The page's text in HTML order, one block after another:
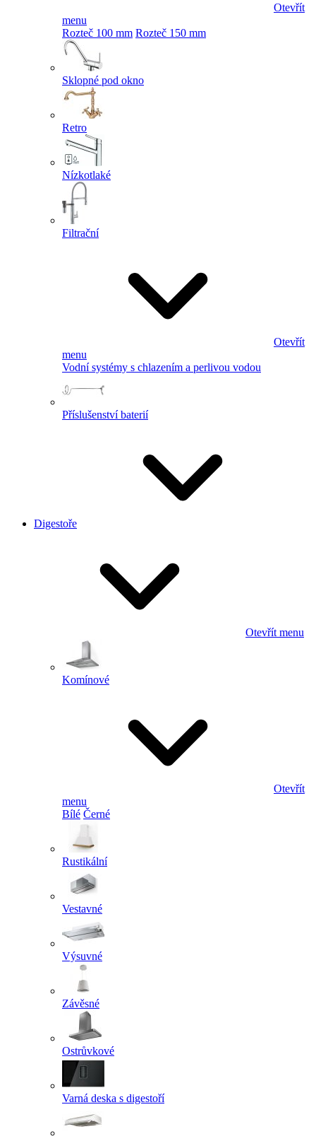
Otevřít
menu
Rozteč 100 mm Rozteč 150 mm
Sklopné pod okno
Retro
Nízkotlaké
Filtrační
Otevřít
menu
Vodní systémy s chlazením a perlivou vodou
Příslušenství baterií
Digestoře
Otevřít menu
Komínové
Otevřít
menu
Bílé Černé
Rustikální
Vestavné
Výsuvné
Závěsné
Ostrůvkové
Varná deska s digestoří